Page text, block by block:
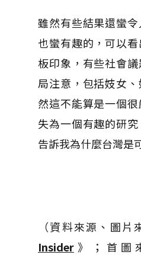
雖然有些結果還蠻
也蠻有趣的，可以
板印象，有些社會
局注意，包括妓女
然這不能算是一個
失為一個有趣的研
告訴我為什麼台灣是
（資料來源、圖片
Insider 》；首圖